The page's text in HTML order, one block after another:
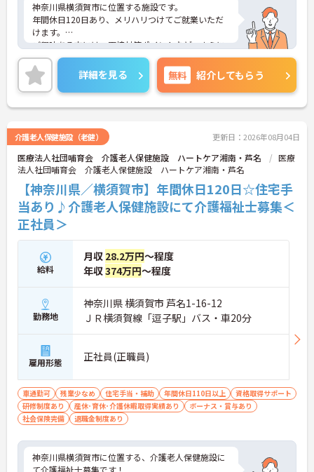
神奈川県横須賀市に位置する施設です。
年間休日120日あり、メリハリつけてご就業いただ
けます。
ご興味ある方には、面接対策ポイントなど、さらに
詳細をお話しいたしますのでお気軽にご相談くださ
い！
詳細を見る 無料 紹介してもらう
介護老人保健施設（老健） 更新日：2026年08月04日
医療法人社団哺育会 介護老人保健施設 ハートケア湘南・芦名
医療
法人社団哺育会 介護老人保健施設 ハートケア湘南・芦名
【神奈川県／横須賀市】年間休日120日☆住宅手
当あり♪介護老人保健施設にて介護福祉士募集＜
正社員＞
給料
月収 28.2万円～程度
年収374万円～程度
勤務地
神奈川県 横須賀市 芦名1-16-12
ＪＲ横須賀線「逗子駅」バス・車20分
雇用形態 正社員(正職員)
車通勤可 残業少なめ 住宅手当・補助 年間休日110日以上
資格取得サポート
研修制度あり
産休･育休･介護休暇取得実績あり
ボーナス・賞与あり
社会保険完備
退職金制度あり
神奈川県横須賀市に位置する、介護老人保健施設に